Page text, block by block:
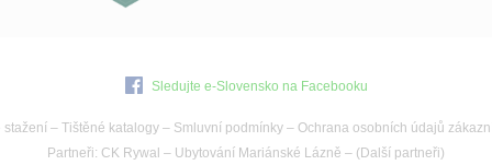
Sledujte e-Slovensko na Facebooku
stažení – Tištěné katalogy– Smluvní podmínky– Ochrana osobních údajů
Partneři: CK Rywal – Ubytování Mariánské Lázně – (Další partneři)